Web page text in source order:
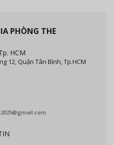
PHÒNG THE
HCM
12, Quận Tân Bình, Tp.HCM